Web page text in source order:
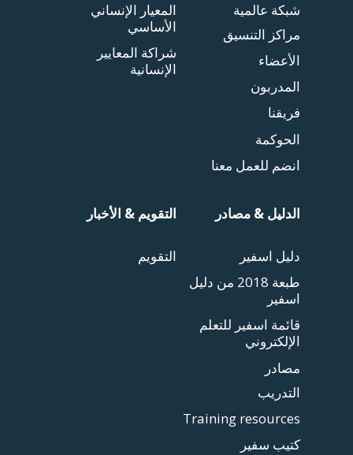
شبكة عالمية
مراكز التنسيق
الأعضاء
المدربون
فريقنا
الحوكمة
انضم للعمل معنا
المعيار الإنساني
الأساسي
شراكة المعايير
الإنسانية
الدليل & مصادر
دليل اسفير
طبعة 2018 من دليل
اسفير
قائمة اسفير للتعلم
الإلكتروني
مصادر
التدريب
Training resources
كتيب سفير
التقويم & الأخبار
التقويم